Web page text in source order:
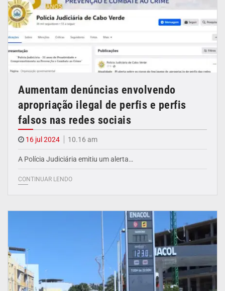
Aumentam denúncias envolvendo
apropriação ilegal de perfis e perfis
falsos nas redes sociais
16 jul 2024 10.16 am
A Polícia Judiciária emitiu um alerta…
CONTINUAR LENDO